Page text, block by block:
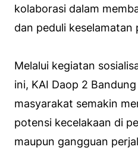
kolaborasi dalam
dan peduli keselamatan
Melalui kegiatan
ini, KAI Daop 2
masyarakat semakin
potensi kecelakaan di
maupun gangguan